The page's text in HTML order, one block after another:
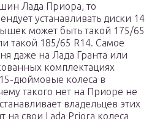
Лада Приора, то
устанавливать диски 14
может быть такой 175/65
такой 185/65 R14. Самое
даже на Лада Гранта или
комплектациях
15-дюймовые колеса в
такого нет на Приоре не
владельцев этих
на свои Lada Priora колеса